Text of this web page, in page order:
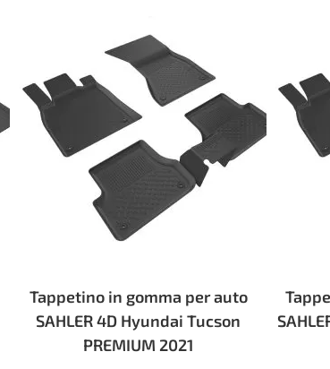
Tappetino in gomma per auto
SAHLER 4D Hyundai Tucson
PREMIUM 2021